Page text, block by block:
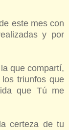
este mes con
y por
que compartí,
triunfos que
que Tú me
certeza de tu